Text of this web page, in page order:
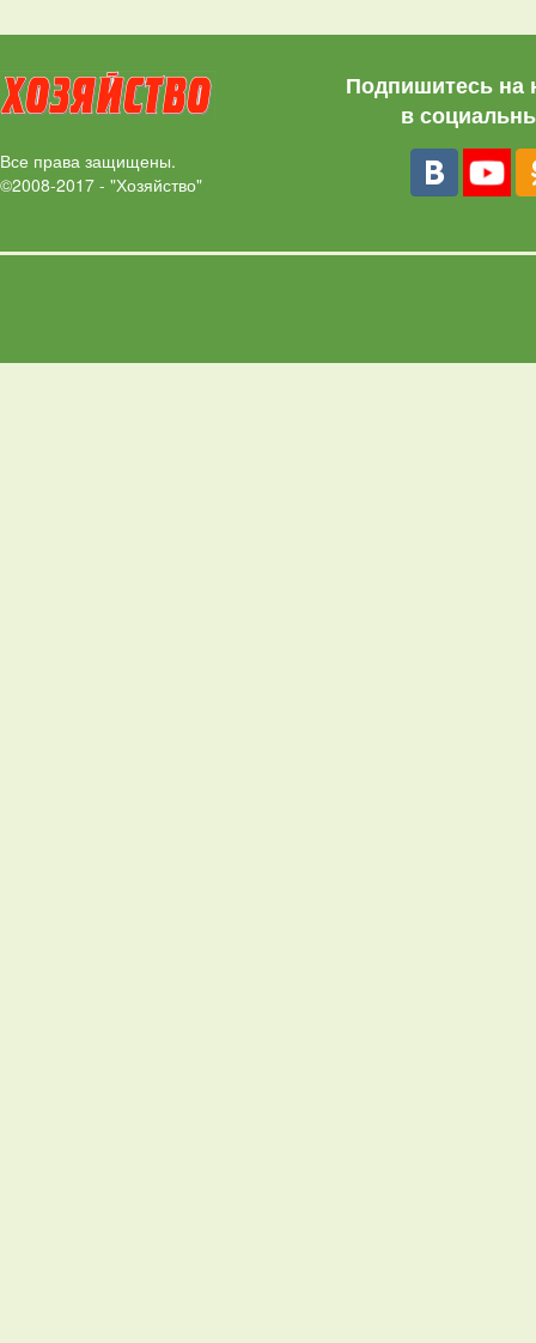
Все права защищены.
©2008-2017 - "Хозяйство"
Подпишитесь на
в